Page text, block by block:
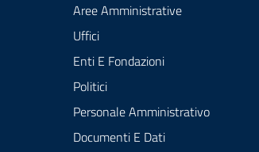
Aree Amministrative
Uffici
Enti E Fondazioni
Politici
Personale Amministrativo
Documenti E Dati